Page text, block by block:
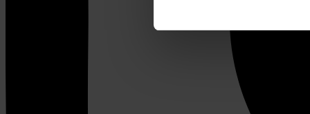
We gebruiken cookies om
websiteverkeer te
media, adverteren en
verstrekt of die ze hebben